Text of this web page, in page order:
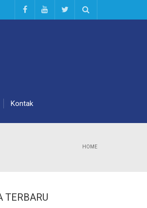
Kontak
HOME
TERBARU